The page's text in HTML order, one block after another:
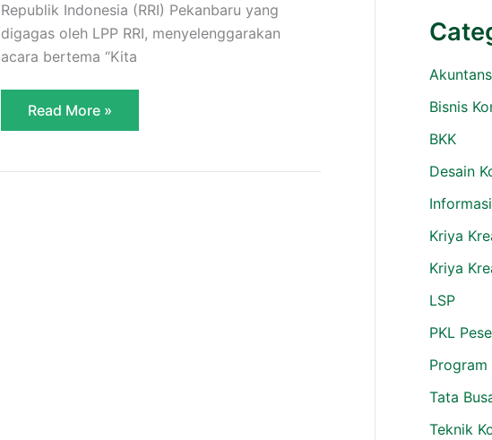
Republik Indonesia (RRI) Pekanbaru yang
digagas oleh LPP RRI, menyelenggarakan
acara bertema “Kita
Read More »
Bisnis
BKK
Desain
Informasi
Kriya
Kriya
LSP
PKL
Program
Tata
Teknik